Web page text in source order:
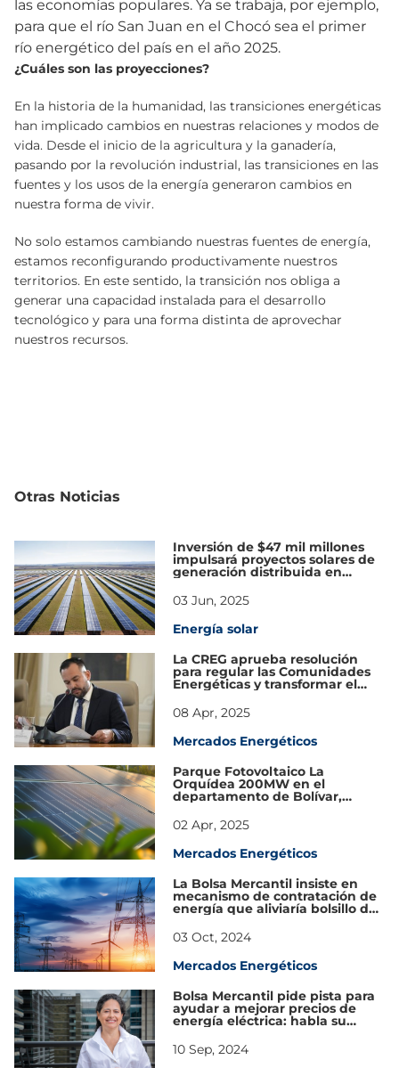
las economías populares. Ya se trabaja, por ejemplo,
para que el río San Juan en el Chocó sea el primer
río energético del país en el año 2025.
¿Cuáles son las proyecciones?
En la historia de la humanidad, las transiciones energéticas
han implicado cambios en nuestras relaciones y modos de
vida. Desde el inicio de la agricultura y la ganadería,
pasando por la revolución industrial, las transiciones en las
fuentes y los usos de la energía generaron cambios en
nuestra forma de vivir.
No solo estamos cambiando nuestras fuentes de energía,
estamos reconfigurando productivamente nuestros
territorios. En este sentido, la transición nos obliga a
generar una capacidad instalada para el desarrollo
tecnológico y para una forma distinta de aprovechar
nuestros recursos.
Otras Noticias
Inversión de $47 mil millones
impulsará proyectos solares de
generación distribuida en
03 Jun, 2025
Energía solar
La CREG aprueba resolución
para regular las Comunidades
Energéticas y transformar el
08 Apr, 2025
Mercados Energéticos
Parque Fotovoltaico La
Orquídea 200MW en el
departamento de Bolívar,
parte de ANLA
02 Apr, 2025
Mercados Energéticos
La Bolsa Mercantil insiste en
mecanismo de contratación de
energía que aliviaría bolsillo de
03 Oct, 2024
Mercados Energéticos
Bolsa Mercantil pide pista para
ayudar a mejorar precios de
energía eléctrica: habla su
10 Sep, 2024